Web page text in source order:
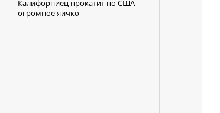
Калифорниец прокатит по США
огромное яичко